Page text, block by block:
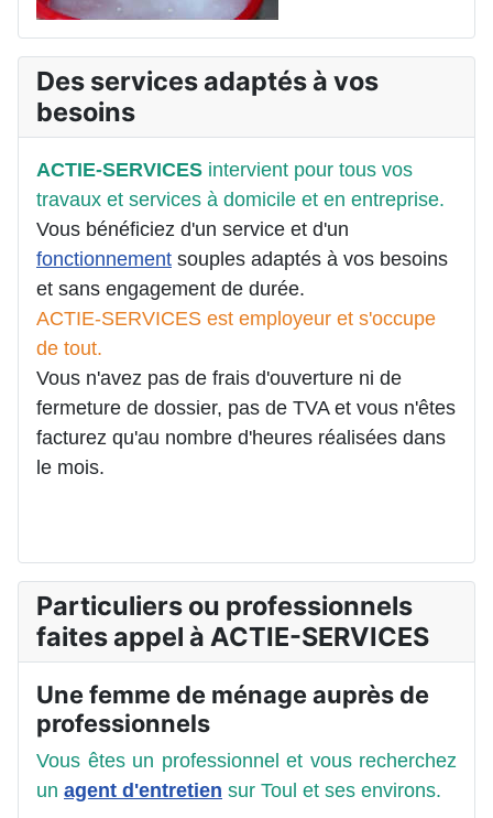
Des services adaptés à vos
besoins
ACTIE-SERVICES intervient pour tous vos
travaux et services à domicile et en entreprise.
Vous bénéficiez d'un service et d'un
fonctionnement souples adaptés à vos besoins
et sans engagement de durée.
ACTIE-SERVICES est employeur et s'occupe
de tout.
Vous n'avez pas de frais d'ouverture ni de
fermeture de dossier, pas de TVA et vous n'êtes
facturez qu'au nombre d'heures réalisées dans
le mois.
Particuliers ou professionnels
faites appel à ACTIE-SERVICES
Une femme de ménage auprès de
professionnels
Vous êtes un professionnel et vous recherchez
un agent d'entretien sur Toul et ses environs.